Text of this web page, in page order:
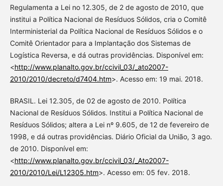
Regulamenta a Lei no 12.305, de 2 de agosto de 2010, que
institui a Política Nacional de Resíduos Sólidos, cria o Comitê
Interministerial da Política Nacional de Resíduos Sólidos e o
Comitê Orientador para a Implantação dos Sistemas de
Logística Reversa, e dá outras providências. Disponível em:
<http://www.planalto.gov.br/ccivil_03/_ato2007-
2010/2010/decreto/d7404.htm>. Acesso em: 19 mai. 2018.
BRASIL. Lei 12.305, de 02 de agosto de 2010. Política
Nacional de Resíduos Sólidos. Institui a Política Nacional de
Resíduos Sólidos; altera a Lei nº 9.605, de 12 de fevereiro de
1998, e dá outras providências. Diário Oficial da União, 3 ago.
de 2010. Disponível em:
<http://www.planalto.gov.br/ccivil_03/_Ato2007-
2010/2010/Lei/L12305.htm>. Acesso em: 05 fev. 2018.